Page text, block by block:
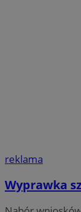
reklama
Wyprawka